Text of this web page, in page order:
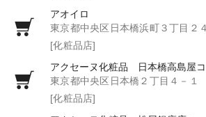
アオイロ
東京都中央区日本橋浜町３丁目２
[化粧品店]
アクセーヌ化粧品 日本橋高島屋
東京都中央区日本橋２丁目４－１
[化粧品店]